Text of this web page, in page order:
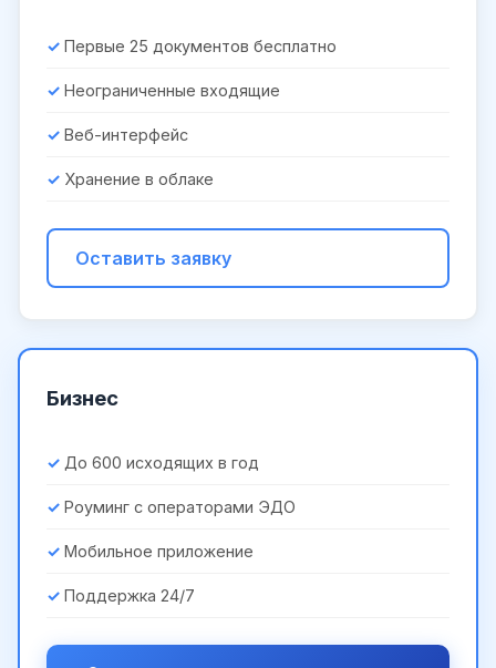
Первые 25 документов бесплатно
Неограниченные входящие
Веб-интерфейс
Хранение в облаке
Оставить заявку
Бизнес
До 600 исходящих в год
Роуминг с операторами ЭДО
Мобильное приложение
Поддержка 24/7